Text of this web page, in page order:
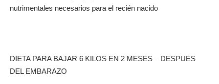
nutrimentales necesarios para el recién nacido
DIETA PARA BAJAR 6 KILOS EN 2 MESES – DESPUES
DEL EMBARAZO